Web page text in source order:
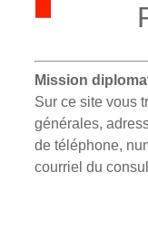
Mission
Sur ce site vous
générales,
de téléphone,
courriel du